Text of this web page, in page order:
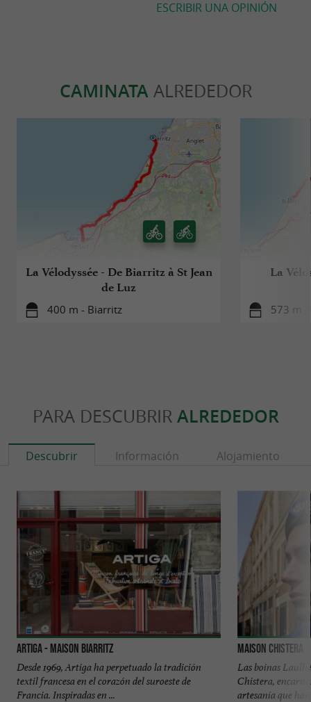
ESCRIBIR UNA OPINIÓN
CAMINATAALREDEDOR
La Vélodyssée - De Biarritz à St Jean
de Luz
400 m - Biarritz
La
573 m
PARA DESCUBRIR ALREDEDOR
Descubrir Información Alojamiento
Artiga - Maison Biarritz
Desde 1969, Artiga ha perpetuado la tradición
textil francesa en el corazón del suroeste de
Francia. Inspiradas en ...
Maison Chistera
Las boinas
Chistera,
artesanía que